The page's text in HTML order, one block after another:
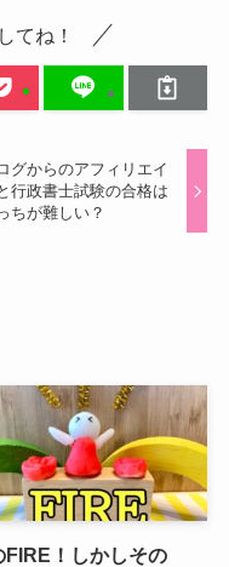
てね！
グからのアフィリエイ
行政書士試験の合格は
ちが難しい？
FIRE！しかしその